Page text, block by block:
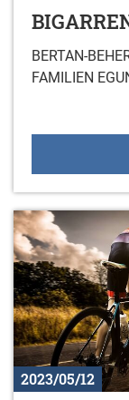
BERTAN-
FAMILIEN
2023/05/12